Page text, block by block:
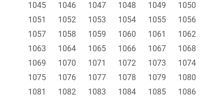
1045
1046 1047 1048 1049
1050
1051
1052 1053 1054 1055
1056
1057
1058 1059 1060 1061
1062
1063
1064 1065 1066 1067
1068
1069
1070 1071 1072 1073
1074
1075
1076 1077 1078 1079
1080
1081
1082 1083 1084 1085
1086